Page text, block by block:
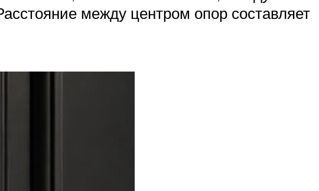
между центром опор составляет